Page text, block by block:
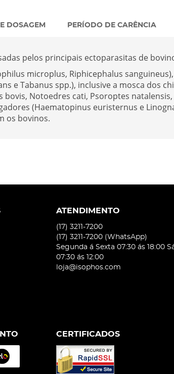
DOSAGEM PERÍODO DE CARÊNCIA
pelos principais ectoparasitas de
microplus, Riphicephalus
e Tabanus spp.), inclusive a mosca dos
Notoedres cati, Psoroptes
(Haematopinus euristernus e
os bovinos.
ATENDIMENTO
(17) 3211-7200
(17) 3211-7200 (WhatsApp)
Segunda á Sexta 07:30 ás 18:00
07:30 ás 12:00
loja@isophos.com
CERTIFICADOS